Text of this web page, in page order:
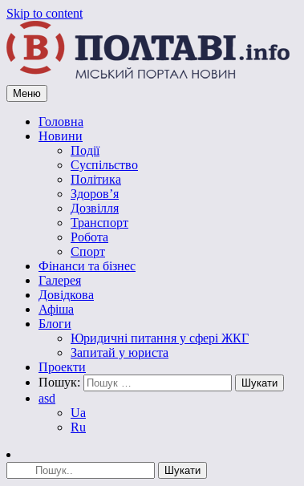
Skip to content
Vpoltave.info
Полтавський портал новин
Меню
Головна
Новини
Події
Суспільство
Політика
Здоров’я
Дозвілля
Транспорт
Робота
Спорт
Фінанси та бізнес
Галерея
Довідкова
Афіша
Блоги
Юридичні питання у сфері ЖКГ
Запитай у юриста
Проекти
Пошук:
asd
Ua
Ru